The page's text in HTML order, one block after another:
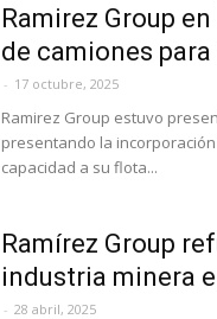
Ramirez Group
de camiones
- 17 octubre, 2025
Ramirez Group estuvo
presentando la
capacidad a su flota...
Ramírez Group
industria minera
- 28 abril, 2025